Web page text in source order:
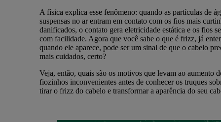
A física explica esse fenômeno: quando as partículas de
suspensas no ar entram em contato com os fios mais
danificados, o contato gera eletricidade estática e os fios
com facilidade. Agora que você sabe o que é frizz, já
quando ele aparece, pode ser um sinal de que o cabelo
mais cuidados, certo?
Veja, então, quais são os motivos que levam ao aumento
fiozinhos inconvenientes antes de conhecer os truques
tirar o frizz do cabelo e transformar a aparência do seu